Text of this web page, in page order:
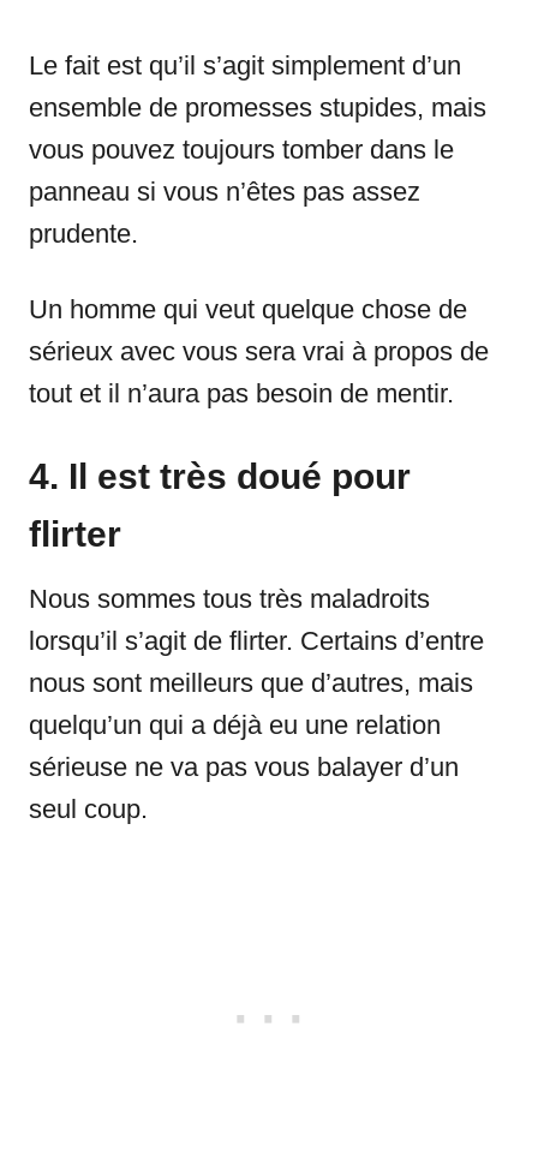
Le fait est qu’il s’agit simplement d’un
ensemble de promesses stupides, mais
vous pouvez toujours tomber dans le
panneau si vous n’êtes pas assez
prudente.
Un homme qui veut quelque chose de
sérieux avec vous sera vrai à propos de
tout et il n’aura pas besoin de mentir.
4. Il est très doué pour
flirter
Nous sommes tous très maladroits
lorsqu’il s’agit de flirter. Certains d’entre
nous sont meilleurs que d’autres, mais
quelqu’un qui a déjà eu une relation
sérieuse ne va pas vous balayer d’un
seul coup.